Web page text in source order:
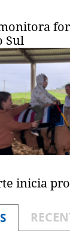
Sul
inicia